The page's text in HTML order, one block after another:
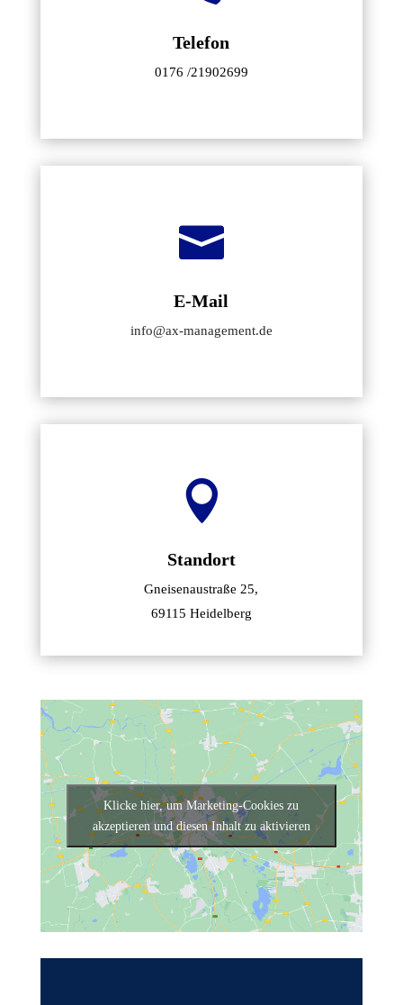
Telefon
0176 /21902699

E-Mail
info@ax-management.de

Standort
Gneisenaustraße 25,
69115 Heidelberg
Klicke hier, um Marketing-Cookies zu
akzeptieren und diesen Inhalt zu aktivieren